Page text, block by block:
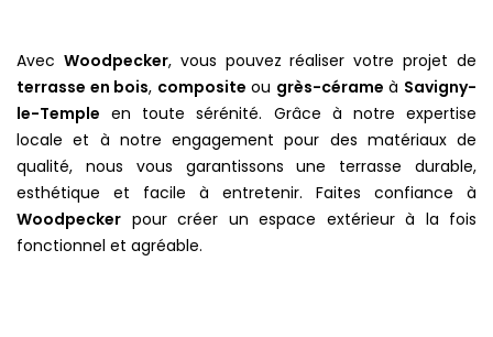
Avec Woodpecker, vous pouvez réaliser votre projet de
terrasse en bois, composite ou grès-cérame à Savigny-
le-Temple en toute sérénité. Grâce à notre expertise
locale et à notre engagement pour des matériaux de
qualité, nous vous garantissons une terrasse durable,
esthétique et facile à entretenir. Faites confiance à
Woodpecker pour créer un espace extérieur à la fois
fonctionnel et agréable.